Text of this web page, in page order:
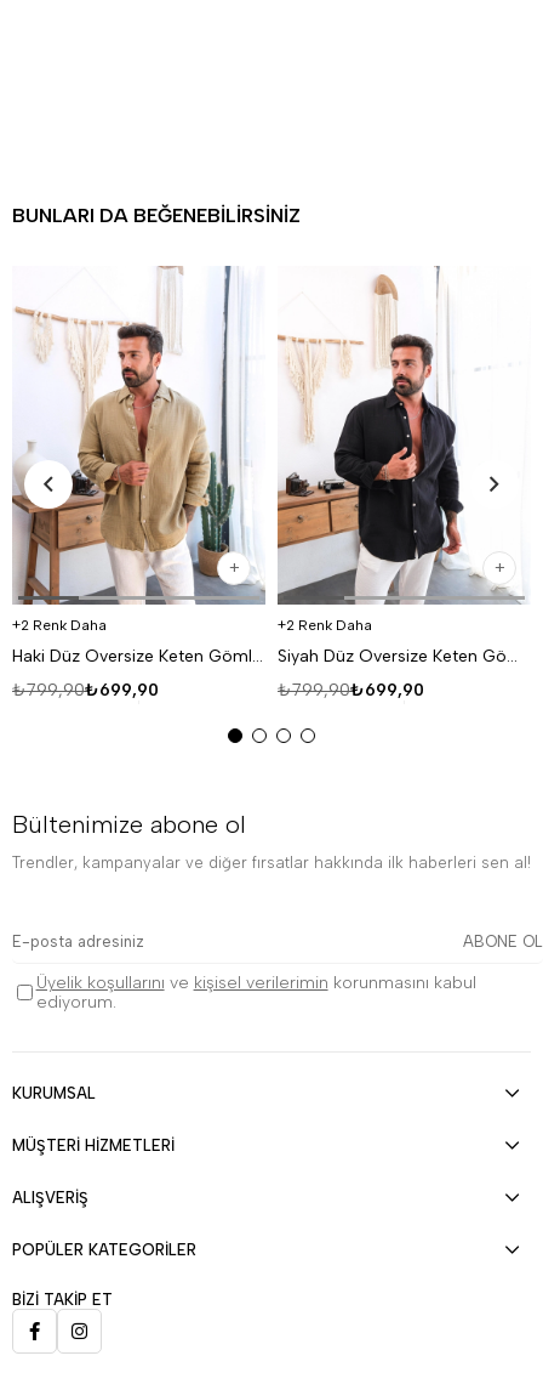
BUNLARI DA BEĞENEBILIRSINIZ
2 Renk Daha
Haki Düz Oversize Keten Gömlek VS4050
₺699,90
₺799,90
2 Renk Daha
Siyah Düz Oversize Keten Gömlek VS4050
₺699,90
₺799,90
Bültenimize abone ol
Trendler, kampanyalar ve diğer fırsatlar hakkında ilk haberleri sen al!
ABONE OL
Üyelik koşullarını ve kişisel verilerimin korunmasını kabul
ediyorum.
KURUMSAL
MÜŞTERİ HİZMETLERİ
ALIŞVERİŞ
POPÜLER KATEGORİLER
BİZİ TAKİP ET